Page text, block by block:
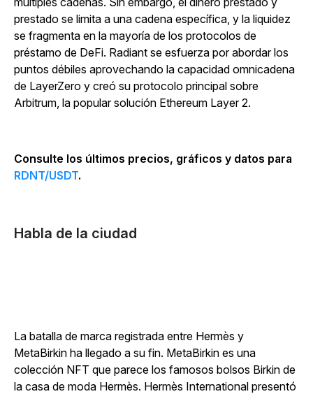
prestado se limita a una cadena específica, y la liquidez
se fragmenta en la mayoría de los protocolos de
préstamo de DeFi. Radiant se esfuerza por abordar los
puntos débiles aprovechando la capacidad omnicadena
de LayerZero y creó su protocolo principal sobre
Arbitrum, la popular solución Ethereum Layer 2.
Consulte los últimos precios, gráficos y datos para
RDNT/USDT.
Habla de la ciudad
La batalla de marca registrada entre Hermès y
MetaBirkin ha llegado a su fin. MetaBirkin es una
colección NFT que parece los famosos bolsos Birkin de
la casa de moda Hermès. Hermès International presentó